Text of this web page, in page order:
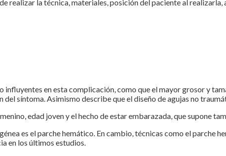
realizar la técnica, materiales, posición del paciente al
en esta complicación, como que el mayor grosor y
síntoma. Asimismo describe que el diseño de agujas no
edad joven y el hecho de estar embarazada, que supone
es el parche hemático. En cambio, técnicas como el parche
en los últimos estudios.